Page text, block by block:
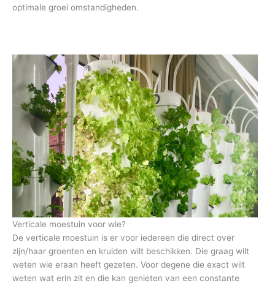
optimale groei omstandigheden.
Verticale moestuin voor wie?
De verticale moestuin is er voor iedereen die direct over
zijn/haar groenten en kruiden wilt beschikken. Die graag wilt
weten wie eraan heeft gezeten. Voor degene die exact wilt
weten wat erin zit en die kan genieten van een constante